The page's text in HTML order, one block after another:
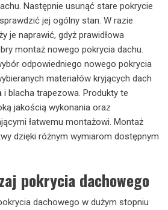
Następnie usunąć stare pokrycie
jej ogólny stan. W razie
je naprawić, gdyż prawidłowa
montaż nowego pokrycia dachu.
odpowiedniego nowego pokrycia
materiałów kryjących dach
i blacha trapezowa. Produkty te
jakością wykonania oraz
łatwemu montażowi. Montaż
dzięki różnym wymiarom dostępnym
pokrycia dachowego
dachowego w dużym stopniu